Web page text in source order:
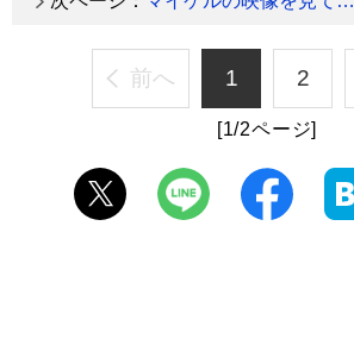
前へ 1 2
[1/2ページ]